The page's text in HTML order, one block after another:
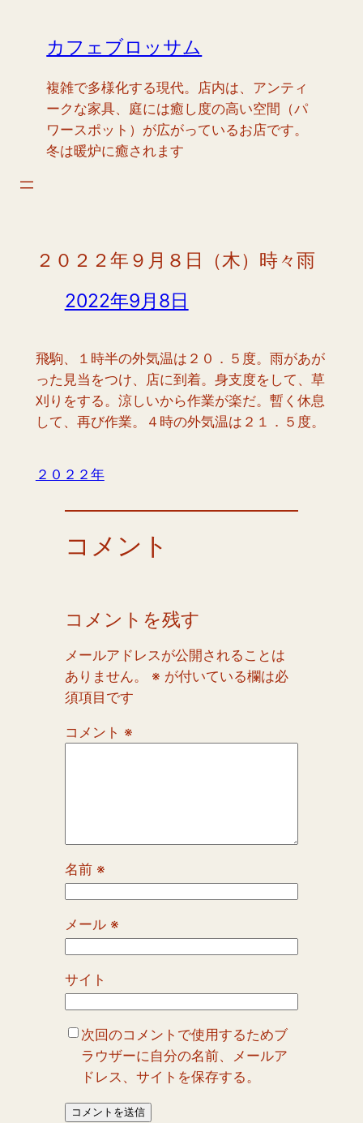
カフェブロッサム
複雑で多様化する現代。店内は、アンティ
ークな家具、庭には癒し度の高い空間（パ
ワースポット）が広がっているお店です。
冬は暖炉に癒されます
２０２２年９月８日（木）時々雨
2022年9月8日
飛駒、１時半の外気温は２０．５度。雨があが
った見当をつけ、店に到着。身支度をして、草
刈りをする。涼しいから作業が楽だ。暫く休息
して、再び作業。４時の外気温は２１．５度。
２０２２年
コメント
コメントを残す
メールアドレスが公開されることは
ありません。
※ が付いている欄は必
須項目です
コメント ※
名前 ※
メール ※
サイト
次回のコメントで使用するためブ
ラウザーに自分の名前、メールア
ドレス、サイトを保存する。